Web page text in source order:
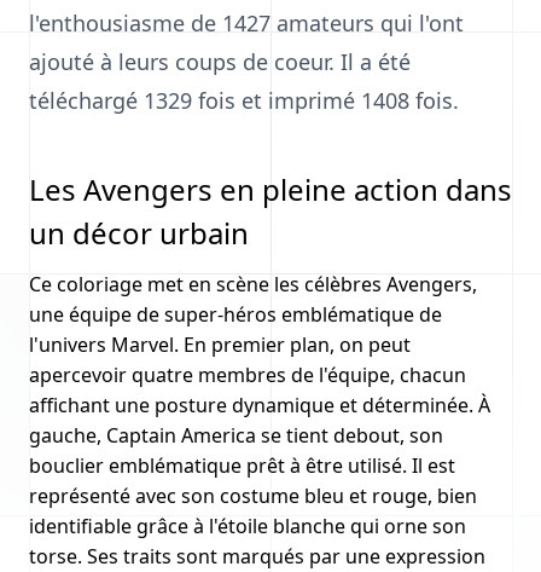
l'enthousiasme de 1427 amateurs qui l'ont
ajouté à leurs coups de coeur. Il a été
téléchargé 1329 fois et imprimé 1408 fois.
Les Avengers en pleine action dans
un décor urbain
Ce coloriage met en scène les célèbres Avengers,
une équipe de super-héros emblématique de
l'univers Marvel. En premier plan, on peut
apercevoir quatre membres de l'équipe, chacun
affichant une posture dynamique et déterminée. À
gauche, Captain America se tient debout, son
bouclier emblématique prêt à être utilisé. Il est
représenté avec son costume bleu et rouge, bien
identifiable grâce à l'étoile blanche qui orne son
torse. Ses traits sont marqués par une expression